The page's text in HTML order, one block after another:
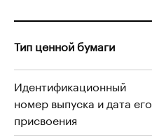
Тип ценной бумаги
Идентификационный
номер выпуска и дата его
присвоения